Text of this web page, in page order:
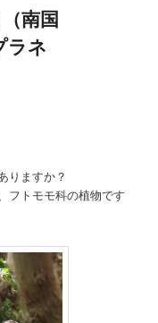
南国
ラネ
りますか？
フトモモ科の植物です